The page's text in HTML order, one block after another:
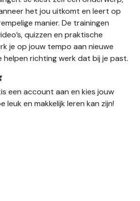
het jou uitkomt en leert op
manier. De trainingen
quizzen en praktische
je op jouw tempo aan nieuwe
helpen richting werk dat bij je past.
een account aan en kies jouw
leuk en makkelijk leren kan zijn!